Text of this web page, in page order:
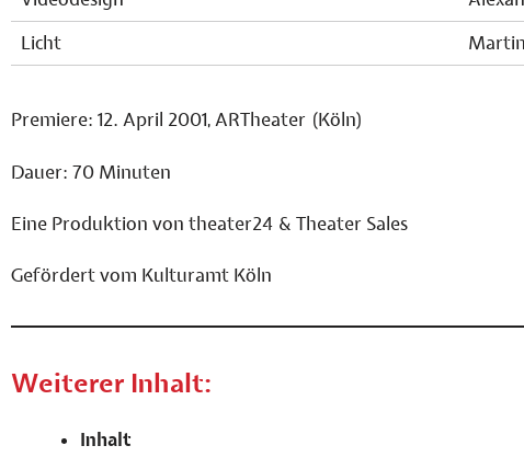
Licht
Premiere: 12. April 2001, ARTheater (Köln)
Dauer: 70 Minuten
Eine Produktion von theater24 & Theater Sales
Gefördert vom Kulturamt Köln
Weiterer Inhalt:
NavigationInhalt